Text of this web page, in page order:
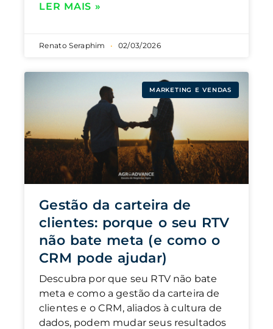
LER MAIS »
Renato Seraphim 02/03/2026
MARKETING E VENDAS
Gestão da carteira de
clientes: porque o seu RTV
não bate meta (e como o
CRM pode ajudar)
Descubra por que seu RTV não bate
meta e como a gestão da carteira de
clientes e o CRM, aliados à cultura de
dados, podem mudar seus resultados